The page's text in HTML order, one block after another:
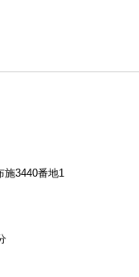
施3440番地1